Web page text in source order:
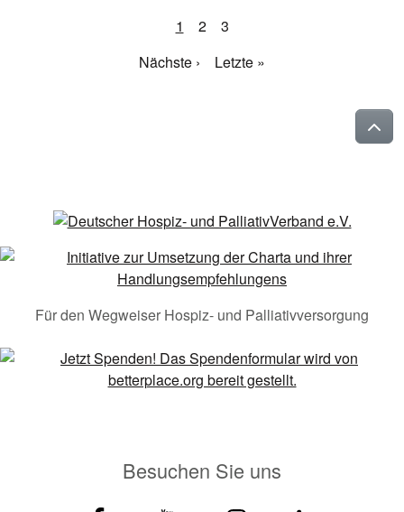
1 2
3
Nächste ›
Letzte »
Für den Wegweiser Hospiz- und Palliativversorgung
Besuchen Sie uns